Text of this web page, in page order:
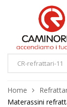
Home
Materassini